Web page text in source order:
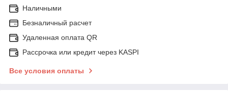
Наличными
Безналичный расчет
Удаленная оплата QR
Рассрочка или кредит через KASPI
Все условия оплаты